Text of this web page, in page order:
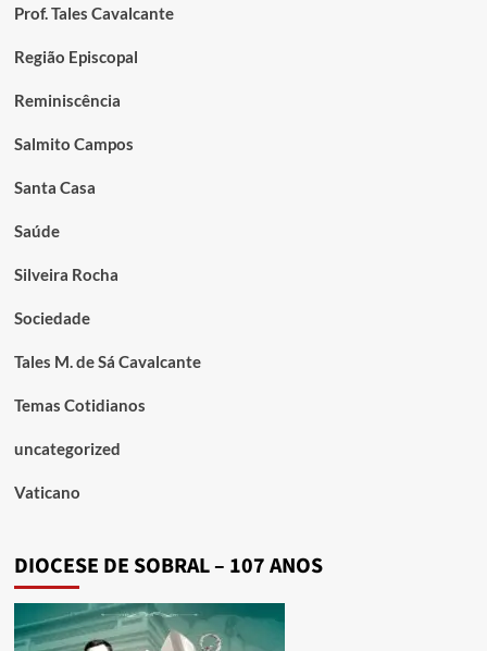
Prof. Tales Cavalcante
Região Episcopal
Reminiscência
Salmito Campos
Santa Casa
Saúde
Silveira Rocha
Sociedade
Tales M. de Sá Cavalcante
Temas Cotidianos
uncategorized
Vaticano
DIOCESE DE SOBRAL – 107 ANOS